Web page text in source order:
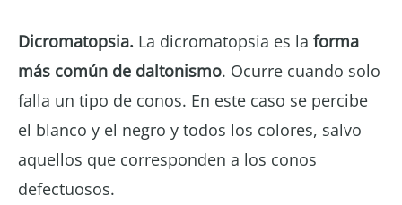
Dicromatopsia. La dicromatopsia es la forma
más común de daltonismo. Ocurre cuando solo
falla un tipo de conos. En este caso se percibe
el blanco y el negro y todos los colores, salvo
aquellos que corresponden a los conos
defectuosos.